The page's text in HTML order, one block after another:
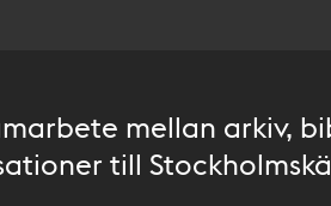
mellan arkiv,
till